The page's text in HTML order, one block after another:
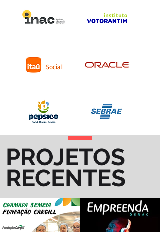
PROJETOS
RECENTES